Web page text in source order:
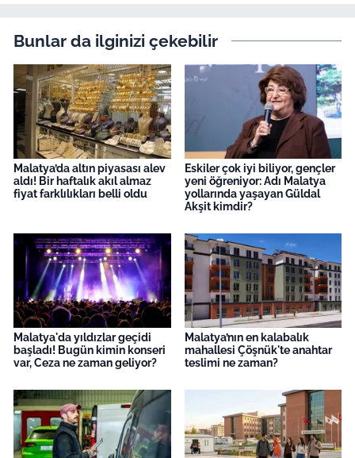
Bunlar da ilginizi çekebilir
Malatya’da altın piyasası alev
aldı! Bir haftalık akıl almaz
fiyat farklılıkları belli oldu
Eskiler çok iyi biliyor, gençler
yeni öğreniyor: Adı Malatya
yollarında yaşayan Güldal
Akşit kimdir?
Malatya'da yıldızlar geçidi
başladı! Bugün kimin konseri
var, Ceza ne zaman geliyor?
Malatya’nın en kalabalık
mahallesi Çöşnük'te anahtar
teslimi ne zaman?